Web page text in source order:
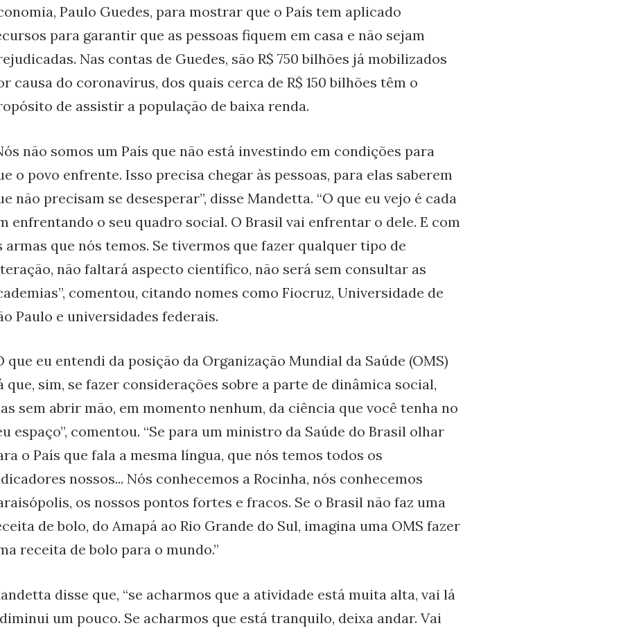
Paulo Guedes, para mostrar que o País tem aplicado
para garantir que as pessoas fiquem em casa e não sejam
Nas contas de Guedes, são R$ 750 bilhões já mobilizados
causa do coronavírus, dos quais cerca de R$ 150 bilhões têm o
de assistir a população de baixa renda.
não somos um País que não está investindo em condições para
o povo enfrente. Isso precisa chegar às pessoas, para elas saberem
não precisam se desesperar”, disse Mandetta. “O que eu vejo é cada
enfrentando o seu quadro social. O Brasil vai enfrentar o dele. E com
armas que nós temos. Se tivermos que fazer qualquer tipo de
não faltará aspecto científico, não será sem consultar as
comentou, citando nomes como Fiocruz, Universidade de
Paulo e universidades federais.
que eu entendi da posição da Organização Mundial da Saúde (OMS)
que, sim, se fazer considerações sobre a parte de dinâmica social,
sem abrir mão, em momento nenhum, da ciência que você tenha no
espaço”, comentou. “Se para um ministro da Saúde do Brasil olhar
o País que fala a mesma língua, que nós temos todos os
nossos... Nós conhecemos a Rocinha, nós conhecemos
os nossos pontos fortes e fracos. Se o Brasil não faz uma
de bolo, do Amapá ao Rio Grande do Sul, imagina uma OMS fazer
receita de bolo para o mundo.”
disse que, “se acharmos que a atividade está muita alta, vai lá
um pouco. Se acharmos que está tranquilo, deixa andar. Vai